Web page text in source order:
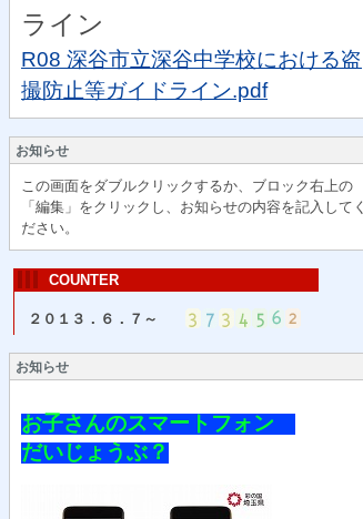
ライン
R08 深谷市立深谷中学校における盗
撮防止等ガイドライン.pdf
お知らせ
この画面をダブルクリックするか、ブロック右上の
「編集」をクリックし、お知らせの内容を記入してく
ださい。
COUNTER
２０１３．６．７～
お知らせ
お子さんのスマートフォン
だいじょうぶ？